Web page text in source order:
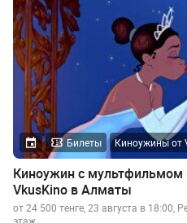
Билеты Киноужины от
Киноужин с мультфильмом
VkusKino в Алматы
от 24 500 тенге, 23 августа в 18:00,